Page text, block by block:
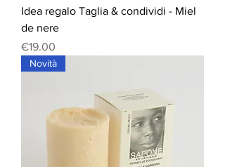
Idea regalo Taglia & condividi - Miel
de nere
Price
€19.00
Novità